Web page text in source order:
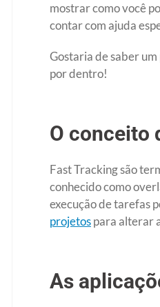
mostrar como você
contar com ajuda
Gostaria de saber
por dentro!
O conceito
Fast Tracking são
conhecido como
execução de tarefas
projetospara alterar
As